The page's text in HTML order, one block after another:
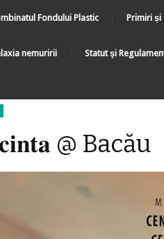
Fondului Plastic Primiri și
nemuririi Statut şi
@ Bacău